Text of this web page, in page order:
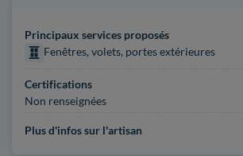
Principaux services proposés
Fenêtres, volets, portes extérieures
Certifications
Non renseignées
Plus d'infos sur l'artisan